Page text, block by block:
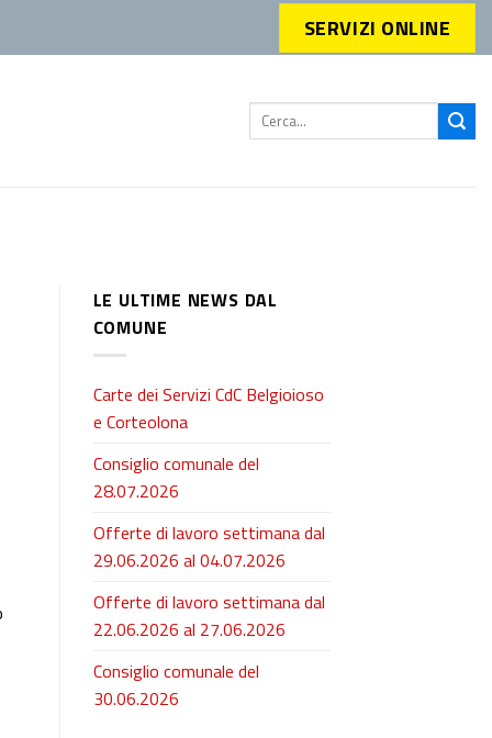
SERVIZI ONLINE
LE ULTIME NEWS DAL
COMUNE
Carte dei Servizi CdC Belgioioso
e Corteolona
Consiglio comunale del
28.07.2026
Offerte di lavoro settimana dal
29.06.2026 al 04.07.2026
Offerte di lavoro settimana dal
22.06.2026 al 27.06.2026
Consiglio comunale del
30.06.2026